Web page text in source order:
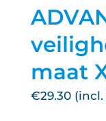
maat
€29.30